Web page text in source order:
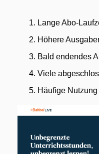
Lange Abo-
Höhere
Bald endendes
Viele
Häufige